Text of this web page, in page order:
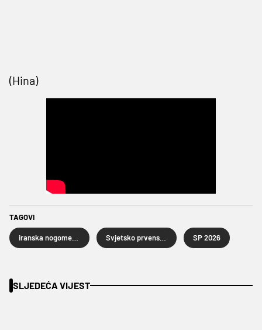
(Hina)
TAGOVI
SP 2026
SLJEDEĆA VIJEST